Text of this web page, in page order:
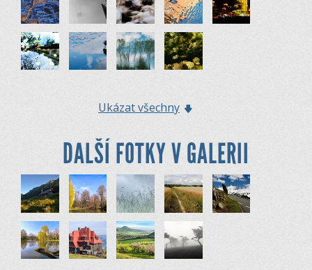
Ukázat všechny
DALŠÍ FOTKY V GALERII